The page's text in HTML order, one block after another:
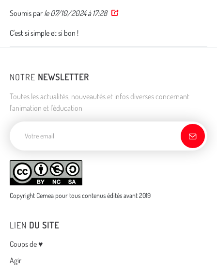
Soumis par le 07/10/2024 à 17:28 Permalink
C'est si simple et si bon !
NOTRE NEWSLETTER
Toutes les actualités, nouveautés et infos diverses concernant
l'animation et l'éducation
Copyright Cemea pour tous contenus édités avant 2019
LIEN DU SITE
Menu
Coups de ♥
Agir